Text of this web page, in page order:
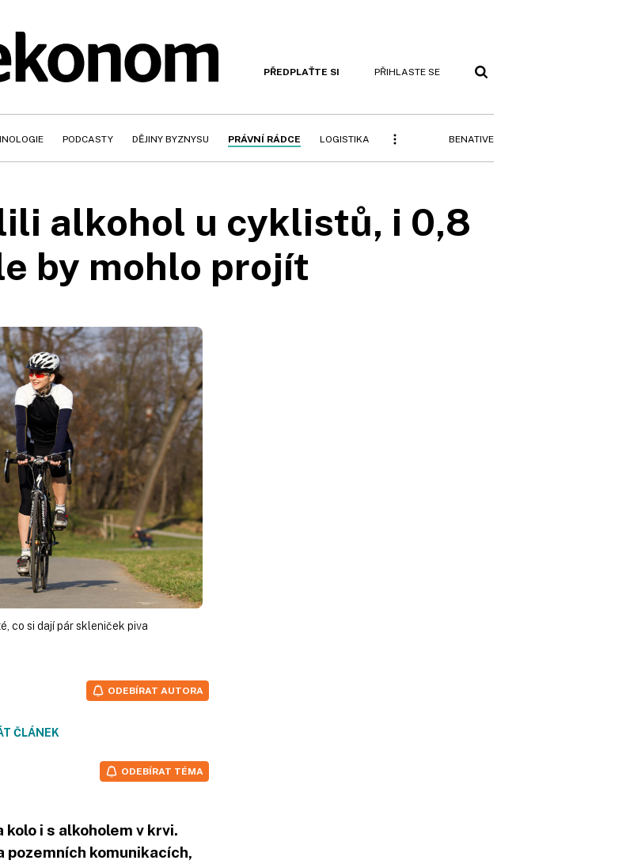
PŘEDPLAŤTE SI PŘIHLASTE SE
PODCASTY DĚJINY BYZNYSU PRÁVNÍ RÁDCE LOGISTIKA BENATIVE
alkohol u cyklistů, i 0,8
by mohlo projít
co si dají pár skleniček piva
ČLÁNEK
ODEBÍRAT AUTORA
ODEBÍRAT TÉMA
i s alkoholem v krvi.
pozemních komunikacích,